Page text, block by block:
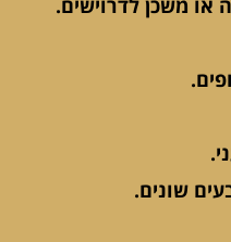
או משכן לדרוישים.
שונים.